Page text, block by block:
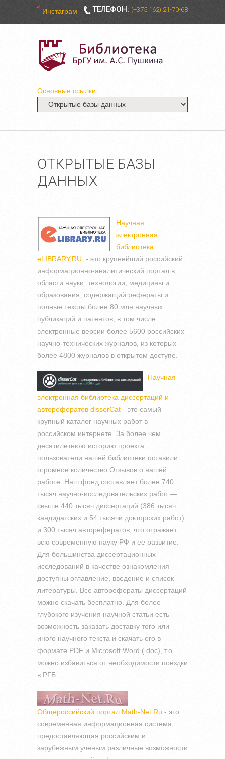
ТЕЛЕФОН: (+375 162) 21-70-68
Инстаграм
Основные ссылки
ОТКРЫТЫЕ БАЗЫ
ДАННЫХ
Научная
электронная
библиотека
eLIBRARY.RU - это крупнейший российский
информационно-аналитический портал в
области науки, технологии, медицины и
образования, содержащий рефераты и
полные тексты более 80 млн научных
публикаций и патентов, в том числе
электронные версии более 5600 российских
научно-технических журналов, из которых
более 4800 журналов в открытом доступе.
Научная
электронная библиотека диссертаций и
авторефератов disserCat - это самый
крупный каталог научных работ в
российском интернете. За более чем
десятилетнюю историю проекта
пользователи нашей библиотеки оставили
огромное количество Отзывов о нашей
работе. Наш фонд составляет более 740
тысяч научно-исследовательских работ —
свыше 440 тысяч диссертаций (386 тысяч
кандидатских и 54 тысячи докторских работ)
и 300 тысяч авторефератов, что отражает
всю современную науку РФ и ее развитие.
Для большинства диссертационных
исследований в качестве ознакомления
доступны оглавление, введение и список
литературы. Все авторефераты диссертаций
можно скачать бесплатно. Для более
глубокого изучения научной статьи есть
возможность заказать доставку того или
иного научного текста и скачать его в
формате PDF и Microsoft Word (.doc), т.о.
можно избавиться от необходимости поездки
в РГБ.
Общероссийский портал Math-Net.Ru - это
современная информационная система,
предоставляющая российским и
зарубежным ученым различные возможности